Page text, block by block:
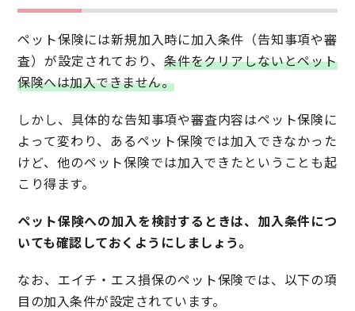
ペット保険には新規加入時に加入条件（告知事項や審
査）が設定されており、 条件をクリアしないとペット
保険へは加入できません。
しかし、具体的な告知事項や審査内容はペット保険に
よって変わり、あるペット保険では加入できなかった
けど、他のペット保険では加入できたということも起
こり得ます。
ペット保険への加入を検討するときは、加入条件につ
いても確認しておくようにしましょう。
なお、エイチ・エス損保のペット保険では、以下の項
目の加入条件が設定されています。